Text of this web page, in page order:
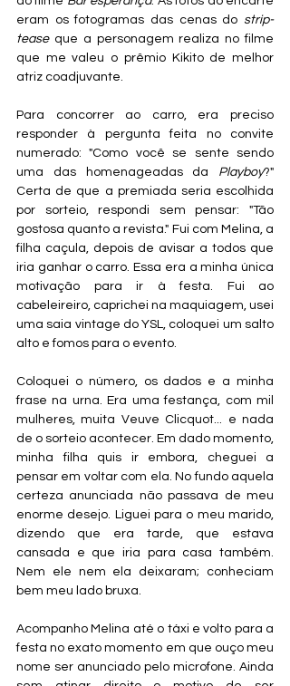
eram os fotogramas das cenas do strip-
tease que a personagem realiza no filme
que me valeu o prêmio Kikito de melhor
atriz coadjuvante.
Para concorrer ao carro, era preciso
responder à pergunta feita no convite
numerado: "Como você se sente sendo
uma das homenageadas da Playboy?"
Certa de que a premiada seria escolhida
por sorteio, respondi sem pensar: "Tão
gostosa quanto a revista." Fui com Melina, a
filha caçula, depois de avisar a todos que
iria ganhar o carro. Essa era a minha única
motivação para ir à festa. Fui ao
cabeleireiro, caprichei na maquiagem, usei
uma saia vintage do YSL, coloquei um salto
alto e fomos para o evento.
Coloquei o número, os dados e a minha
frase na urna. Era uma festança, com mil
mulheres, muita Veuve Clicquot... e nada
de o sorteio acontecer. Em dado momento,
minha filha quis ir embora, cheguei a
pensar em voltar com ela. No fundo aquela
certeza anunciada não passava de meu
enorme desejo. Liguei para o meu marido,
dizendo que era tarde, que estava
cansada e que iria para casa também.
Nem ele nem ela deixaram; conheciam
bem meu lado bruxa.
Acompanho Melina até o táxi e volto para a
festa no exato momento em que ouço meu
nome ser anunciado pelo microfone. Ainda